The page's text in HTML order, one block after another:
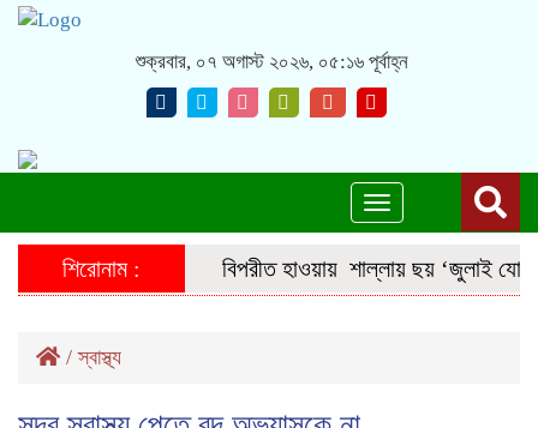
শুক্রবার, ০৭ অগাস্ট ২০২৬, ০৫:১৬ পূর্বাহ্ন
Toggle
navigation
শিরোনাম : বিপরীত হাওয়ায় শাল্লায় ছয় ‘জুলাই
/স্বাস্থ্য